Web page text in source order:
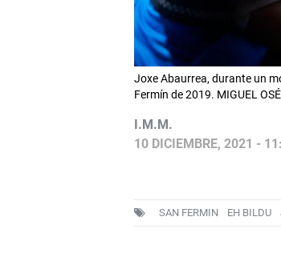
Joxe Abaurrea, durante un
Fermín de 2019. MIGUEL
I.M.M.
10 DICIEMBRE, 2021 -
SAN FERMIN EH BILDU